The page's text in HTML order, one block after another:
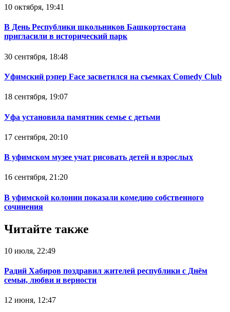
10 октября, 19:41
В День Республики школьников Башкортостана
пригласили в исторический парк
30 сентября, 18:48
Уфимский рэпер Face засветился на съемках Comedy Club
18 сентября, 19:07
Уфа установила памятник семье с детьми
17 сентября, 20:10
В уфимском музее учат рисовать детей и взрослых
16 сентября, 21:20
В уфимской колонии показали комедию собственного
сочинения
Читайте также
10 июля, 22:49
Радий Хабиров поздравил жителей республики с Днём
семьи, любви и верности
12 июня, 12:47